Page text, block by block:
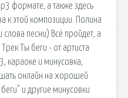
формате, а также здесь
к этой композиции. Полина
слова песни) Всё пройдет, а
Ты беги - от артиста
караоке и минусовка,
онлайн на хорошей
и другие минусовки